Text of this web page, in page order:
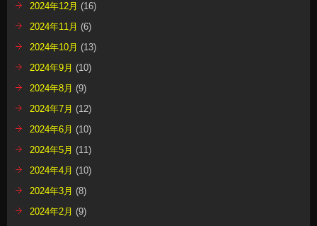
2024年12月 (16)
2024年11月 (6)
2024年10月 (13)
2024年9月 (10)
2024年8月 (9)
2024年7月 (12)
2024年6月 (10)
2024年5月 (11)
2024年4月 (10)
2024年3月 (8)
2024年2月 (9)